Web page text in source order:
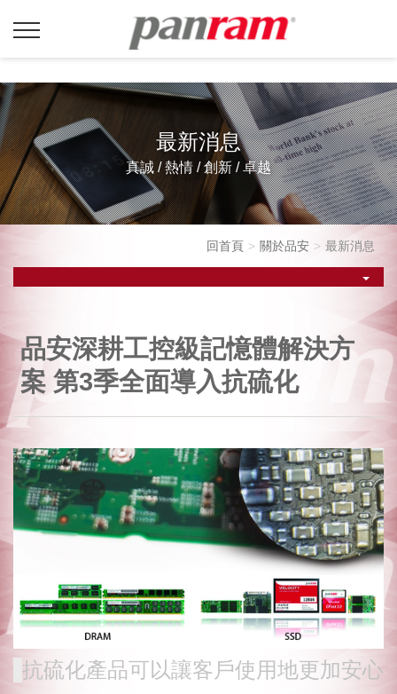
最新消息
真誠 / 熱情 / 創新 / 卓越
回首頁 關於品安 最新消息
品安深耕工控級記憶體解決方
案 第3季全面導入抗硫化
抗硫化產品可以讓客戶使用地更加安心